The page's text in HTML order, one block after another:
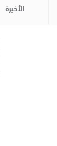
الأخيرة